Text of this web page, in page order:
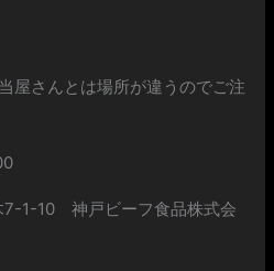
屋さんとは場所が違うのでご注
7-1-10 神戸ビーフ食品株式会